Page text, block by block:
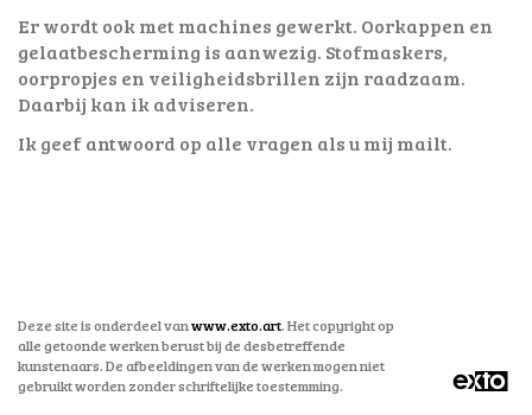
Er wordt ook met machines gewerkt. Oorkappen en
gelaatbescherming is aanwezig. Stofmaskers,
oorpropjes en veiligheidsbrillen zijn raadzaam.
Daarbij kan ik adviseren.
Ik geef antwoord op alle vragen als u mij mailt.
Deze site is onderdeel vanwww.exto.art. Het copyright op
alle getoonde werken berust bij de desbetreffende
kunstenaars. De afbeeldingen van de werken mogen niet
gebruikt worden zonder schriftelijke toestemming.